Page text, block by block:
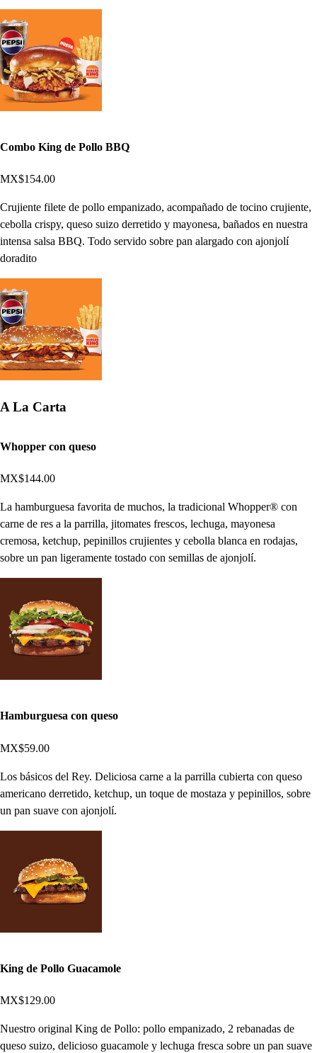
Combo King de Pollo BBQ
MX$154.00
Crujiente filete de pollo empanizado, acompañado de tocino crujiente,
cebolla crispy, queso suizo derretido y mayonesa, bañados en nuestra
intensa salsa BBQ. Todo servido sobre pan alargado con ajonjolí
doradito
A La Carta
Whopper con queso
MX$144.00
La hamburguesa favorita de muchos, la tradicional Whopper® con
carne de res a la parrilla, jitomates frescos, lechuga, mayonesa
cremosa, ketchup, pepinillos crujientes y cebolla blanca en rodajas,
sobre un pan ligeramente tostado con semillas de ajonjolí.
Hamburguesa con queso
MX$59.00
Los básicos del Rey. Deliciosa carne a la parrilla cubierta con queso
americano derretido, ketchup, un toque de mostaza y pepinillos, sobre
un pan suave con ajonjolí.
King de Pollo Guacamole
MX$129.00
Nuestro original King de Pollo: pollo empanizado, 2 rebanadas de
queso suizo, delicioso guacamole y lechuga fresca sobre un pan suave